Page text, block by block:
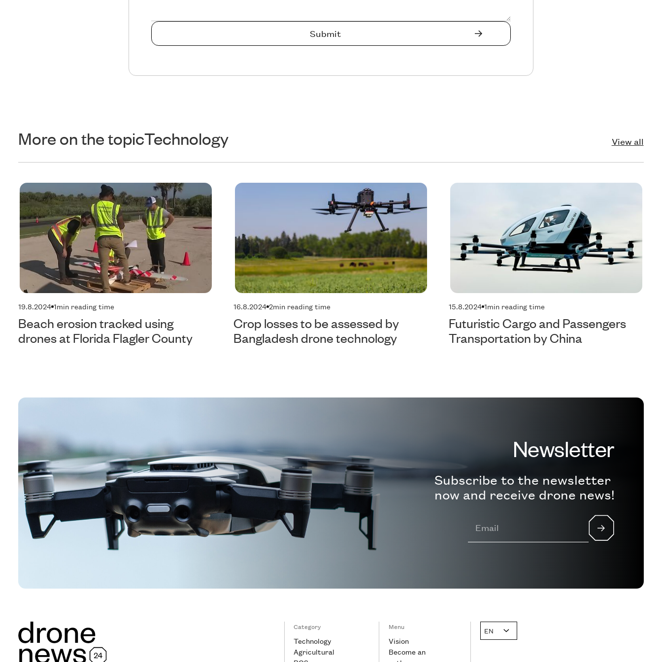
More on the topicTechnology View all
Technology
19.8.2024 1min reading time
Beach erosion tracked using
drones at Florida Flagler County
16.8.2024 2min reading time
Crop losses to be assessed by
Bangladesh drone technology
15.8.2024 1min reading time
Futuristic Cargo and Passengers
Transportation by China
Newsletter
Subscribe to the newsletter
now and receive drone news!
Category
Technology
Agricultural
Menu
Vision
Become an
EN